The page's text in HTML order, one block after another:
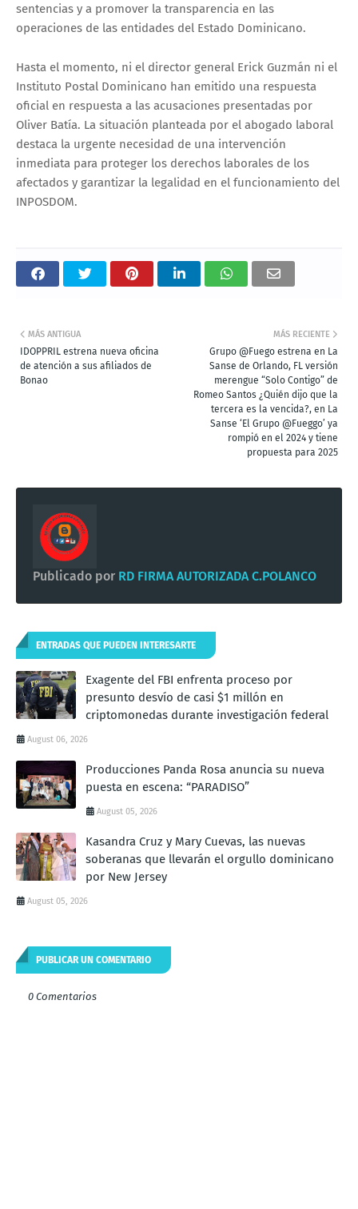
sentencias y a promover la transparencia en las
operaciones de las entidades del Estado Dominicano.
Hasta el momento, ni el director general Erick Guzmán ni el
Instituto Postal Dominicano han emitido una respuesta
oficial en respuesta a las acusaciones presentadas por
Oliver Batía. La situación planteada por el abogado laboral
destaca la urgente necesidad de una intervención
inmediata para proteger los derechos laborales de los
afectados y garantizar la legalidad en el funcionamiento del
INPOSDOM.
MÁS RECIENTE
Grupo @Fuego estrena en La
Sanse de Orlando, FL versión
merengue “Solo Contigo” de
Romeo Santos ¿Quién dijo que la
tercera es la vencida?, en La
Sanse ‘El Grupo @Fueggo’ ya
rompió en el 2024 y tiene
propuesta para 2025
MÁS ANTIGUA
IDOPPRIL estrena nueva oficina
de atención a sus afiliados de
Bonao
Publicado por RD FIRMA AUTORIZADA C.POLANCO
ENTRADAS QUE PUEDEN INTERESARTE
Exagente del FBI enfrenta proceso por
presunto desvío de casi $1 millón en
criptomonedas durante investigación federal
August 06, 2026
Producciones Panda Rosa anuncia su nueva
puesta en escena: “PARADISO”
August 05, 2026
Kasandra Cruz y Mary Cuevas, las nuevas
soberanas que llevarán el orgullo dominicano
por New Jersey
August 05, 2026
PUBLICAR UN COMENTARIO
0 Comentarios